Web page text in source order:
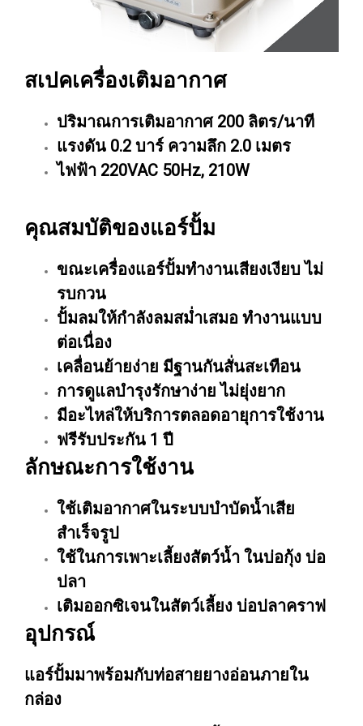
สเปคเครื่องเติมอากาศ
ปริมาณการเติมอากาศ 200 ลิตร/นาที
แรงดัน 0.2 บาร์ ความลึก 2.0 เมตร
ไฟฟ้า 220VAC 50Hz, 210W
คุณสมบัติของแอร์ปั้ม
ขณะเครื่องแอร์ปั้มทำงานเสียงเงียบ ไม่
รบกวน
ปั้มลมให้กำลังลมสม่ำเสมอ ทำงานแบบ
ต่อเนื่อง
เคลื่อนย้ายง่าย มีฐานกันสั่นสะเทือน
การดูแลบำรุงรักษาง่าย ไม่ยุ่งยาก
มีอะไหล่ให้บริการตลอดอายุการใช้งาน
ฟรีรับประกัน 1 ปี
ลักษณะการใช้งาน
ใช้เติมอากาศในระบบบำบัดน้ำเสีย
สำเร็จรูป
ใช้ในการเพาะเลี้ยงสัตว์น้ำ ในบ่อกุ้ง บ่อ
ปลา
เติมออกซิเจนในสัตว์เลี้ยง บ่อปลาคราฟ
อุปกรณ์
แอร์ปั้มมาพร้อมกับท่อสายยางอ่อนภายใน
กล่อง